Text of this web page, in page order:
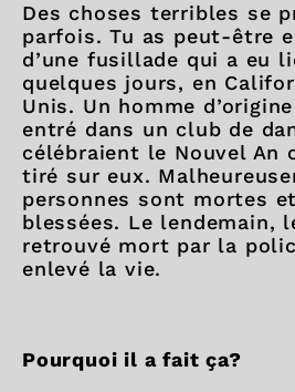
Des choses terribles se
parfois. Tu as peut-être
d’une fusillade qui a eu
quelques jours, en
Unis. Un homme
entré dans un club de
célébraient le Nouvel An
tiré sur eux.
personnes sont mortes
blessées. Le lendemain,
retrouvé mort par la
enlevé la vie.
Pourquoi il a fait ça?